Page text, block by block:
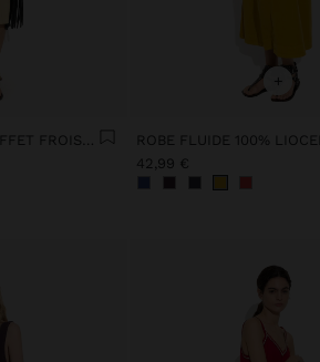
+
ROBE FLUIDE 100% LIOCEL
42,99 €